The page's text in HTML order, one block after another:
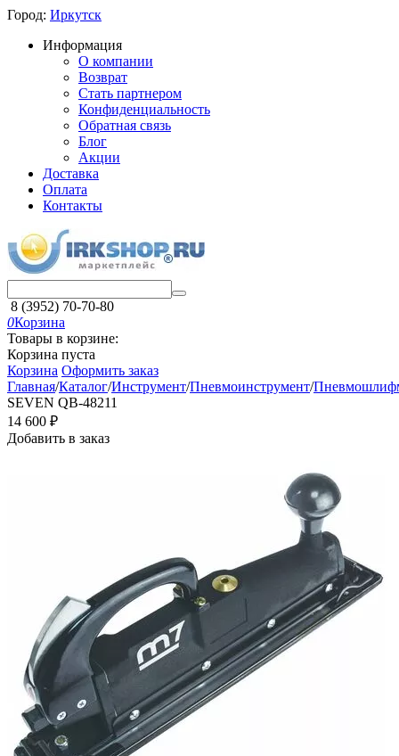
Город: Иркутск
Информация
О компании
Возврат
Стать партнером
Конфиденциальность
Обратная связь
Блог
Акции
Доставка
Оплата
Контакты
8 (3952) 70-70-80
0Корзина
Товары в корзине:
Корзина пуста
Корзина Оформить заказ
Главная/Каталог/Инструмент/Пневмоинструмент/
SEVEN QB-48211
14 600 ₽
Добавить в заказ